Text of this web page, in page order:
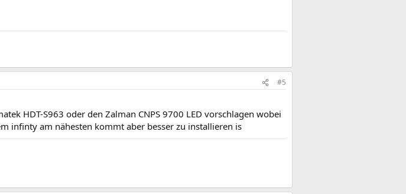
#5
HDT-S963 oder den Zalman CNPS 9700 LED vorschlagen wobei
infinty am nähesten kommt aber besser zu installieren is